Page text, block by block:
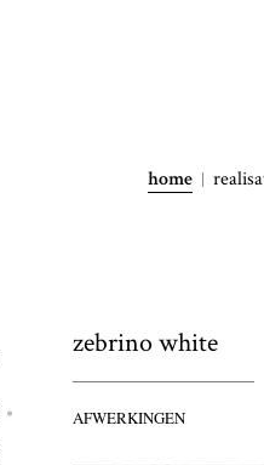
home
zebrino white
AFWERKINGEN